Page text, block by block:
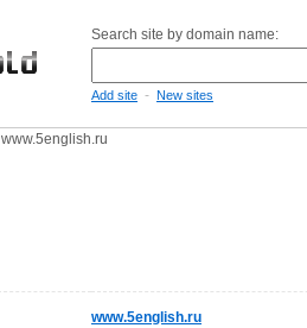
Search site by domain name:
Add site - New sites
www.5english.ru
www.5english.ru